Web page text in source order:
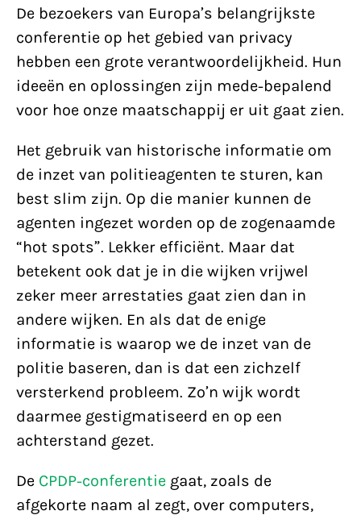
De bezoekers van Europa’s belangrijkste
conferentie op het gebied van privacy
hebben een grote verantwoordelijkheid. Hun
ideeën en oplossingen zijn mede-bepalend
voor hoe onze maatschappij er uit gaat zien.
Het gebruik van historische informatie om
de inzet van politieagenten te sturen, kan
best slim zijn. Op die manier kunnen de
agenten ingezet worden op de zogenaamde
“hot spots”. Lekker efficiënt. Maar dat
betekent ook dat je in die wijken vrijwel
zeker meer arrestaties gaat zien dan in
andere wijken. En als dat de enige
informatie is waarop we de inzet van de
politie baseren, dan is dat een zichzelf
versterkend probleem. Zo’n wijk wordt
daarmee gestigmatiseerd en op een
achterstand gezet.
De CPDP-conferentie gaat, zoals de
afgekorte naam al zegt, over computers,